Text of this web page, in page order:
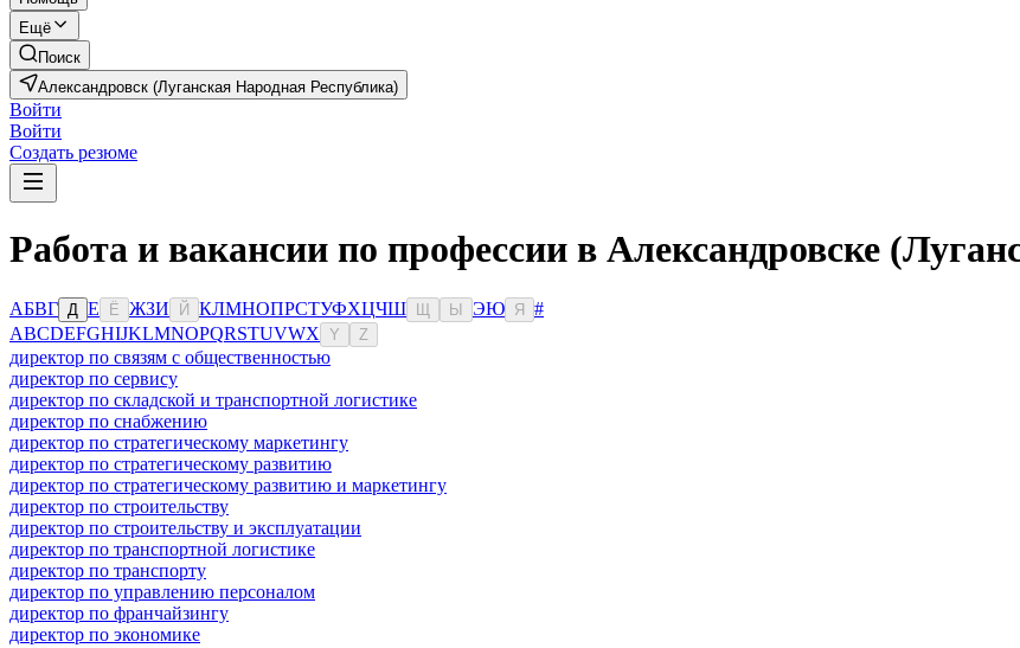
Ещё
Поиск
Александровск (Луганская Народная Республика)
Войти
Войти
Создать резюме
Работа и вакансии по профессии в Александровске
АБВГ Д Е Ё ЖЗИ Й КЛМНОПРСТУФХЦЧШ Ы ЭЮ Я
#
ABCDEFGHIJKLMNOPQRSTUVWX Y Z
директор по связям с общественностью
директор по сервису
директор по складской и транспортной логистике
директор по снабжению
директор по стратегическому маркетингу
директор по стратегическому развитию
директор по стратегическому развитию и маркетингу
директор по строительству
директор по строительству и эксплуатации
директор по транспортной логистике
директор по транспорту
директор по управлению персоналом
директор по франчайзингу
директор по экономике